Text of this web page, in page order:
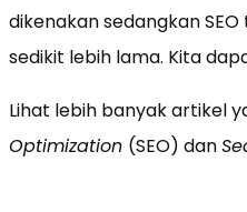
dikenakan sedangkan
sedikit lebih lama. Kita
Lihat lebih banyak artikel
Optimization (SEO) dan